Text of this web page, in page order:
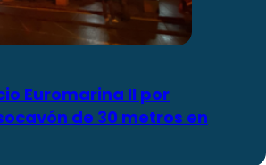
Euromarina II por
de 30 metros en